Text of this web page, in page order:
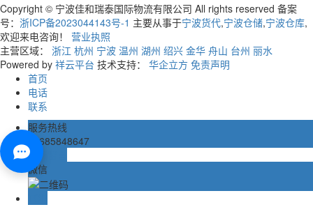
Copyright © 宁波佳和瑞泰国际物流有限公司 All rights reserved 备案
号： 浙ICP备2023044143号-1 主要从事于宁波货代,宁波仓储,宁波仓库,
欢迎来电咨询！ 营业执照
主营区域： 浙江 杭州 宁波 温州 湖州 绍兴 金华 舟山 台州 丽水
Powered by 祥云平台 技术支持： 华企立方 免责声明
首页
电话
联系
服务热线
13685848647
在线留言
微信